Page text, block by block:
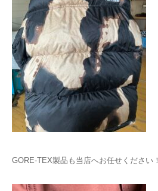
GORE-TEX製品も当店へお任せください！